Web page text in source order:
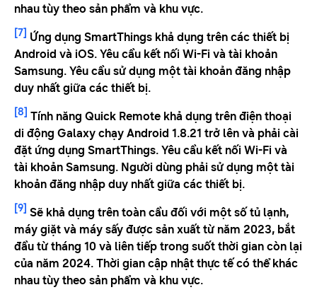
nhau tùy theo sản phẩm và khu vực.
[7] Ứng dụng SmartThings khả dụng trên các thiết bị
Android và iOS. Yêu cầu kết nối Wi-Fi và tài khoản
Samsung. Yêu cầu sử dụng một tài khoản đăng nhập
duy nhất giữa các thiết bị.
[8] Tính năng Quick Remote khả dụng trên điện thoại
di động Galaxy chạy Android 1.8.21 trở lên và phải cài
đặt ứng dụng SmartThings. Yêu cầu kết nối Wi-Fi và
tài khoản Samsung. Người dùng phải sử dụng một tài
khoản đăng nhập duy nhất giữa các thiết bị.
[9] Sẽ khả dụng trên toàn cầu đối với một số tủ lạnh,
máy giặt và máy sấy được sản xuất từ ​​năm 2023, bắt
đầu từ tháng 10 và liên tiếp trong suốt thời gian còn lại
của năm 2024. Thời gian cập nhật thực tế có thể khác
nhau tùy theo sản phẩm và khu vực.